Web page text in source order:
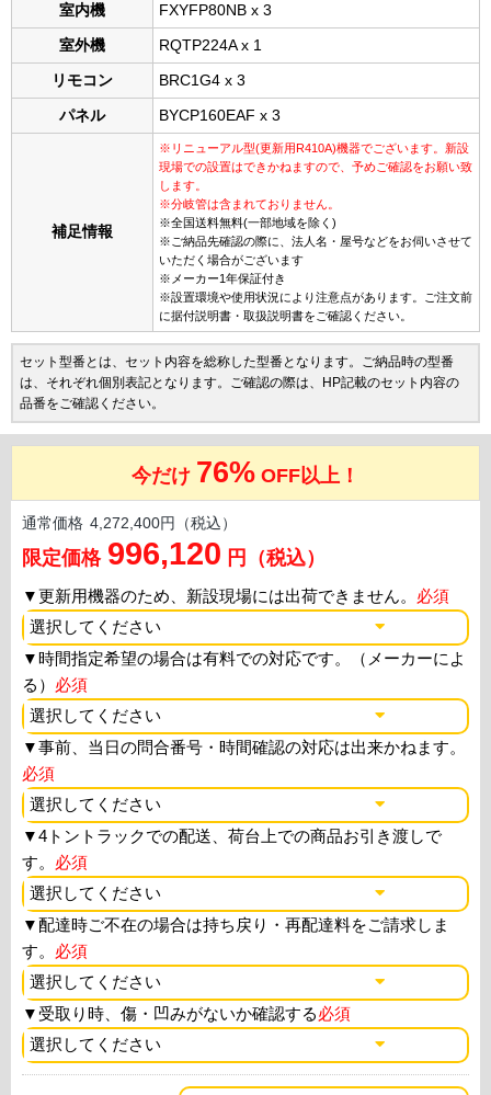
室内機 FXYFP80NB x 3
室外機 RQTP224A x 1
リモコン BRC1G4 x 3
パネル BYCP160EAF x 3
補足情報
※リニューアル型(更新用R410A)機器でございます。新設
現場での設置はできかねますので、予めご確認をお願い致
します。
※分岐管は含まれておりません。
※全国送料無料(一部地域を除く)
※ご納品先確認の際に、法人名・屋号などをお伺いさせて
いただく場合がございます
※メーカー1年保証付き
※設置環境や使用状況により注意点があります。ご注文前
に据付説明書・取扱説明書をご確認ください。
セット型番とは、セット内容を総称した型番となります。ご納品時の型番
は、それぞれ個別表記となります。ご確認の際は、HP記載のセット内容の
品番をご確認ください。
今だけ 76% OFF以上！
通常価格 4,272,400円（税込）
限定価格 996,120 円（税込）
▼更新用機器のため、新設現場には出荷できません。 必須
▼時間指定希望の場合は有料での対応です。（メーカーによ
る） 必須
▼事前、当日の問合番号・時間確認の対応は出来かねます。
必須
▼4トントラックでの配送、荷台上での商品お引き渡しで
す。 必須
▼配達時ご不在の場合は持ち戻り・再配達料をご請求しま
す。 必須
▼ 受取り時、傷・凹みがないか確認する必須